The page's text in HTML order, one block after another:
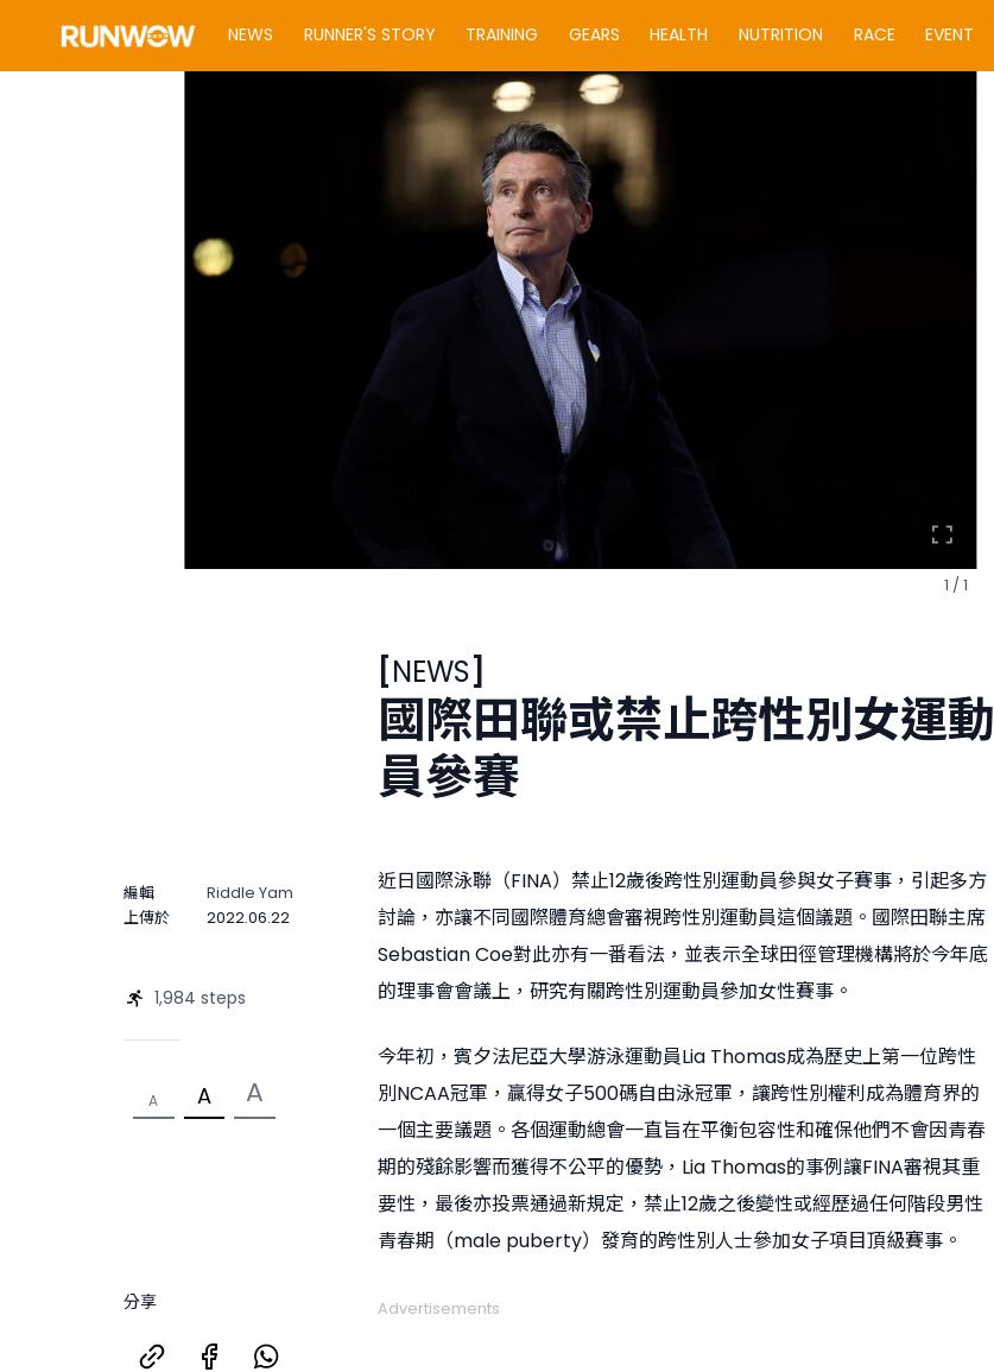
NEWS RUNNER'S STORY TRAINING GEARS HEALTH NUTRITION RACE EVENT
1 / 1
NEWS
國際田聯或禁止跨性別女運動
員參賽
編輯
Riddle Yam
上傳於
2022.06.22
1,984 steps
A A A
分享
近日國際泳聯（FINA）禁止12歲後跨性別運動員參與女子賽事，引起多方
討論，亦讓不同國際體育總會審視跨性別運動員這個議題。國際田聯主席
Sebastian Coe對此亦有一番看法，並表示全球田徑管理機構將於今年底
的理事會會議上，研究有關跨性別運動員參加女性賽事。
今年初，賓夕法尼亞大學游泳運動員Lia Thomas成為歷史上第一位跨性
別NCAA冠軍，贏得女子500碼自由泳冠軍，讓跨性別權利成為體育界的
一個主要議題。各個運動總會一直旨在平衡包容性和確保他們不會因青春
期的殘餘影響而獲得不公平的優勢，Lia Thomas的事例讓FINA審視其重
要性，最後亦投票通過新規定，禁止12歲之後變性或經歷過任何階段男性
青春期（male puberty）發育的跨性別人士參加女子項目頂級賽事。
Advertisements